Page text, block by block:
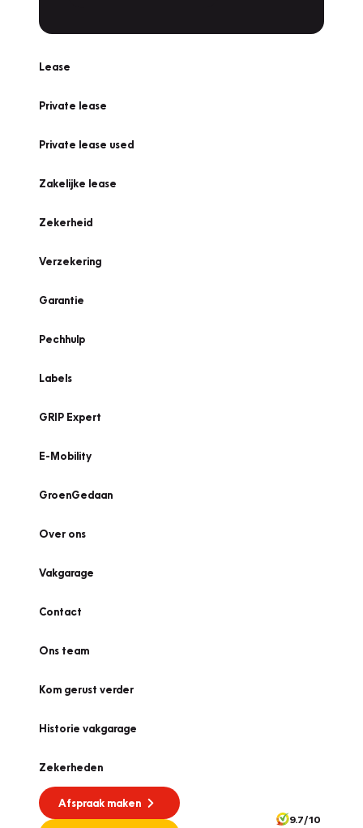
Lease
Private lease
Private lease used
Zakelijke lease
Zekerheid
Verzekering
Garantie
Pechhulp
Labels
GRIP Expert
E-Mobility
GroenGedaan
Over ons
Vakgarage
Contact
Ons team
Kom gerust verder
Historie vakgarage
Zekerheden
Afspraak maken
9.7/10